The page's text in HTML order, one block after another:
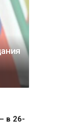
в 26-